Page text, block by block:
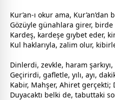
Kur’an-ı okur ama, Kur’an’dan
Gözüyle günahlara girer, birde
Kardeş, kardeşe gıybet eder,
Kul haklarıyla, zalim olur,
Dinlerdi, zevkle, haram şarkıyı,
Geçirirdi, gafletle, yılı, ayı,
Kabir, Mahşer, Ahiret gerçekti;
Duyacaktı belki de, tabuttaki